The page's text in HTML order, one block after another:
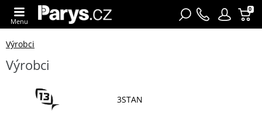
0
Menu
Výrobci
Výrobci
3STAN